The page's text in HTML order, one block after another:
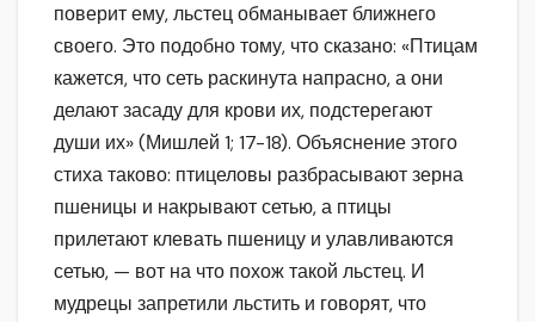
поверит ему, льстец обманывает ближнего
своего. Это подобно тому, что сказано: «Птицам
кажется, что сеть раскинута напрасно, а они
делают засаду для крови их, подстерегают
души их» (Мишлей 1; 17-18). Объяснение этого
стиха таково: птицеловы разбрасывают зерна
пшеницы и накрывают сетью, а птицы
прилетают клевать пшеницу и улавливаются
сетью, — вот на что похож такой льстец. И
мудрецы запретили льстить и говорят, что